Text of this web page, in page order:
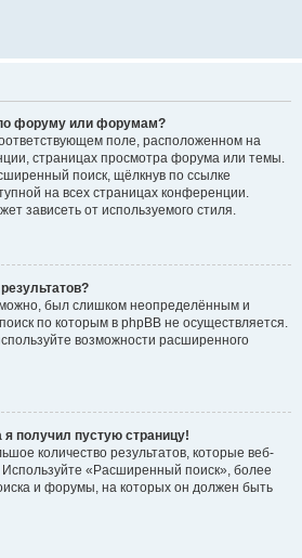
форуму или форумам?
поле, расположенном на
страницах просмотра форума или темы.
поиск, щёлкнув по ссылке
на всех страницах конференции.
зависеть от используемого стиля.
был слишком неопределённым и
по которым в phpBB не осуществляется.
возможности расширенного
я получил пустую страницу!
количество результатов, которые веб-
Используйте «Расширенный поиск», более
и форумы, на которых он должен быть